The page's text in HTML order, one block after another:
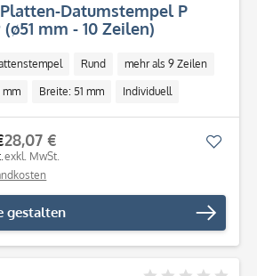
Datumstempel P
(ø51 mm - 10 Zeilen)
Rund mehr als 9 Zeilen
mm Breite: 51 mm Individuell
28,07 €
exkl. MwSt.
gestalten